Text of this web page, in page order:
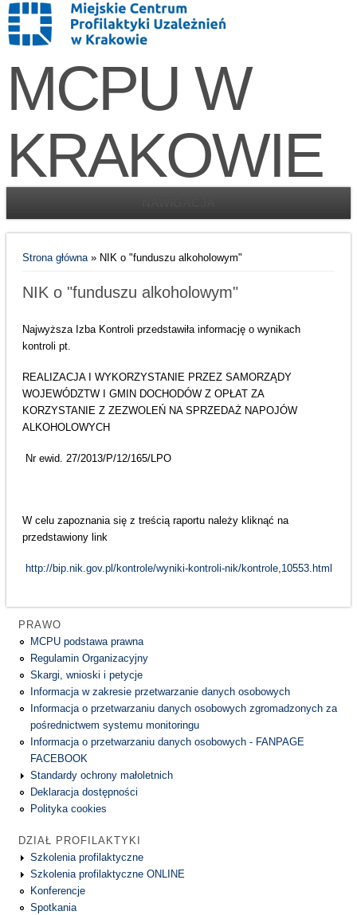
MCPU W
KRAKOWIE
Strona główna» NIK o "funduszu alkoholowym"
NIK o "funduszu alkoholowym"
Najwyższa Izba Kontroli przedstawiła informację o wynikach
kontroli pt.
REALIZACJA I WYKORZYSTANIE PRZEZ SAMORZĄDY
WOJEWÓDZTW I GMIN DOCHODÓW Z OPŁAT ZA
KORZYSTANIE Z ZEZWOLEŃ NA SPRZEDAŻ NAPOJÓW
ALKOHOLOWYCH
Nr ewid. 27/2013/P/12/165/LPO
W celu zapoznania się z treścią raportu należy kliknąć na
przedstawiony link
http://bip.nik.gov.pl/kontrole/wyniki-kontroli-nik/kontrole,10553.html
PRAWO
MCPU podstawa prawna
Regulamin Organizacyjny
Skargi, wnioski i petycje
Informacja w zakresie przetwarzanie danych osobowych
Informacja o przetwarzaniu danych osobowych zgromadzonych za
pośrednictwem systemu monitoringu
Informacja o przetwarzaniu danych osobowych - FANPAGE
FACEBOOK
Standardy ochrony małoletnich
Deklaracja dostępności
Polityka cookies
DZIAŁ PROFILAKTYKI
Szkolenia profilaktyczne
Szkolenia profilaktyczne ONLINE
Konferencje
Spotkania